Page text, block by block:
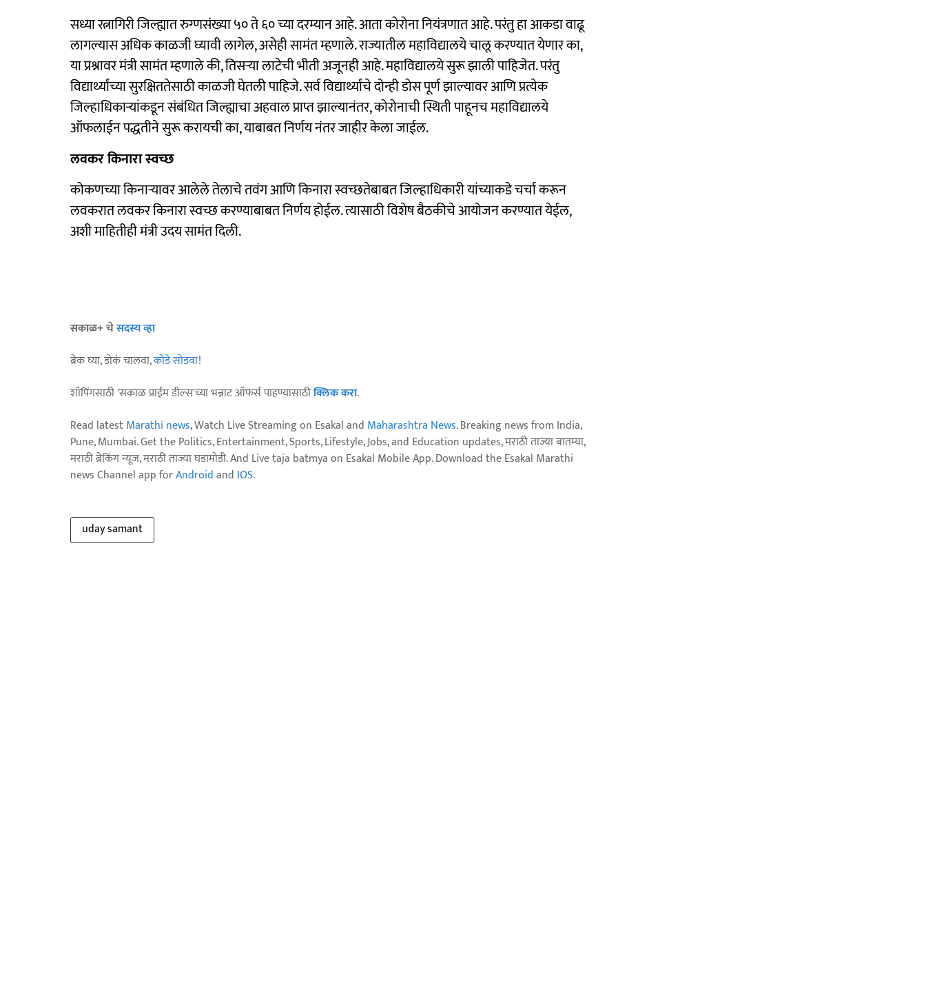
सध्या रत्नागिरी जिल्ह्यात रुग्णसंख्या ५० ते ६० च्या दरम्यान आहे. आता कोरोना नियंत्रणात आहे. परंतु हा आकडा वाढू
लागल्यास अधिक काळजी घ्यावी लागेल, असेही सामंत म्हणाले. राज्यातील महाविद्यालये चालू करण्यात येणार का,
या प्रश्नावर मंत्री सामंत म्हणाले की, तिसऱ्या लाटेची भीती अजूनही आहे. महाविद्यालये सुरू झाली पाहिजेत. परंतु
विद्यार्थ्यांच्या सुरक्षिततेसाठी काळजी घेतली पाहिजे. सर्व विद्यार्थ्यांचे दोन्ही डोस पूर्ण झाल्यावर आणि प्रत्येक
जिल्हाधिकाऱ्यांकडून संबंधित जिल्ह्याचा अहवाल प्राप्त झाल्यानंतर, कोरोनाची स्थिती पाहूनच महाविद्यालये
ऑफलाईन पद्धतीने सुरू करायची का, याबाबत निर्णय नंतर जाहीर केला जाईल.
लवकर किनारा स्वच्छ
कोकणच्या किनाऱ्यावर आलेले तेलाचे तवंग आणि किनारा स्वच्छतेबाबत जिल्हाधिकारी यांच्याकडे चर्चा करून
लवकरात लवकर किनारा स्वच्छ करण्याबाबत निर्णय होईल. त्यासाठी विशेष बैठकीचे आयोजन करण्यात येईल,
अशी माहितीही मंत्री उदय सामंत दिली.
सकाळ+ चेसदस्य व्हा
ब्रेक घ्या, डोकं चालवा,कोडे सोडवा!
शॉपिंगसाठी 'सकाळ प्राईम डील्स'च्या भन्नाट ऑफर्स पाहण्यासाठीक्लिक करा.
Read latestMarathi news, Watch Live Streaming on Esakal and Maharashtra News. Breaking news from India,
Pune, Mumbai. Get the Politics, Entertainment, Sports, Lifestyle, Jobs, and Education updates, मराठी ताज्या बातम्या,
मराठी ब्रेकिंग न्यूज, मराठी ताज्या घडामोडी. And Live taja batmya on Esakal Mobile App. Download the Esakal Marathi
news Channel app forAndroidand IOS.
uday samant